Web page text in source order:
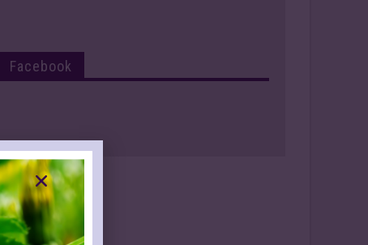
Facebook